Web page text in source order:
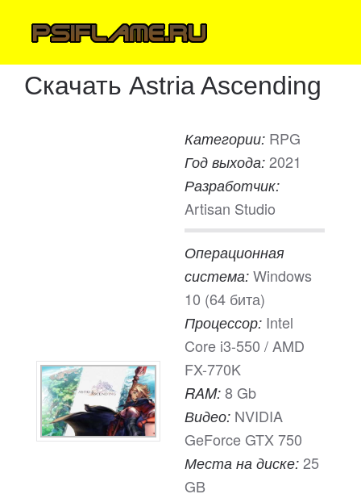
Скачать Astria Ascending
Категории: RPG
Год выхода: 2021
Разработчик:
Artisan Studio
Операционная
система: Windows
10 (64 бита)
Процессор: Intel
Core i3-550 / AMD
FX-770K
RAM: 8 Gb
Видео: NVIDIA
GeForce GTX 750
Места на диске: 25
GB